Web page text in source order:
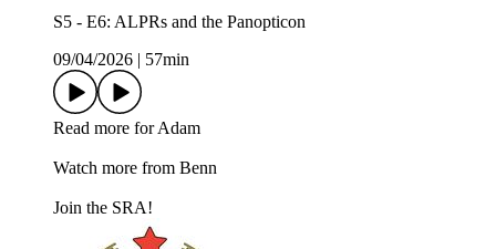
S5 - E6: ALPRs and the Panopticon
09/04/2026
57min
Read more for Adam
Watch more from Benn
Join the SRA!